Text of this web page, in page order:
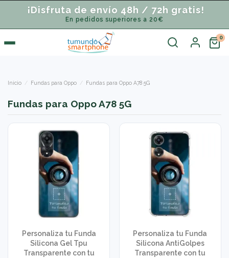
¡Disfruta de envío 48h / 72h gratis!
En pedidos superiores a 20€
Inicio Fundas para Oppo Fundas para Oppo A78 5G
Fundas para Oppo A78 5G
Personaliza tu Funda
Silicona Gel Tpu
Transparente con tu
Personaliza tu Funda
Silicona AntiGolpes
Transparente con tu